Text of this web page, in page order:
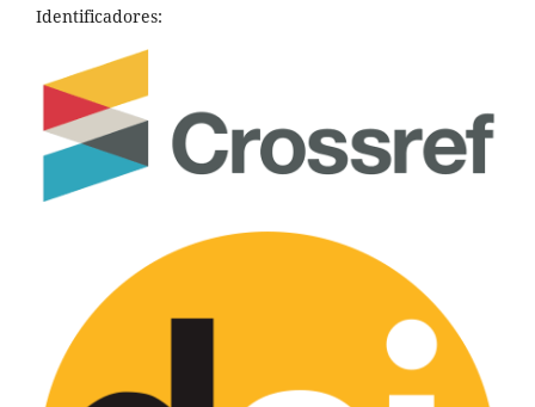
Identificadores: